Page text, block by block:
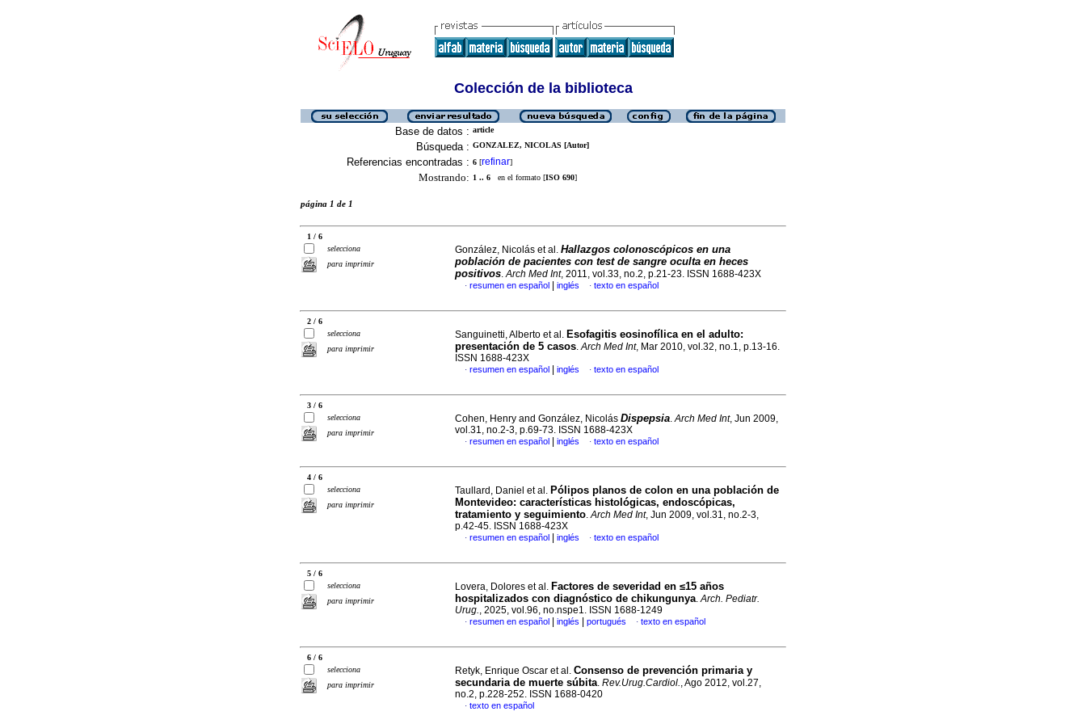
Colección de la biblioteca
Base de datos : article
Búsqueda : GONZALEZ, NICOLAS [Autor]
Referencias encontradas : 6 [refinar]
Mostrando: 1 .. 6 en el formato [ISO 690]
página 1 de 1
1 / 6
selecciona
para imprimir
González, Nicolás et al. Hallazgos colonoscópicos en una
población de pacientes con test de sangre oculta en heces
positivos.Arch Med Int, 2011, vol.33, no.2, p.21-23. ISSN 1688-423X
· resumen en español inglés · texto en español
2 / 6
selecciona
para imprimir
Sanguinetti, Alberto et al. Esofagitis eosinofílica en el adulto:
presentación de 5 casos.Arch Med Int, Mar 2010, vol.32, no.1, p.13-16.
ISSN 1688-423X
· resumen en español inglés · texto en español
3 / 6
selecciona
para imprimir
Cohen, Henry and González, Nicolás Dispepsia.Arch Med Int, Jun 2009,
vol.31, no.2-3, p.69-73. ISSN 1688-423X
· resumen en español inglés · texto en español
4 / 6
selecciona
para imprimir
Taullard, Daniel et al. Pólipos planos de colon en una población de
Montevideo: características histológicas, endoscópicas,
tratamiento y seguimiento.Arch Med Int, Jun 2009, vol.31, no.2-3,
p.42-45. ISSN 1688-423X
· resumen en español inglés · texto en español
5 / 6
selecciona
para imprimir
Lovera, Dolores et al. Factores de severidad en ≤15 años
hospitalizados con diagnóstico de chikungunya.Arch. Pediatr.
Urug., 2025, vol.96, no.nspe1. ISSN 1688-1249
· resumen en español inglés portugués · texto en español
6 / 6
selecciona
para imprimir
Retyk, Enrique Oscar et al. Consenso de prevención primaria y
secundaria de muerte súbita. Rev.Urug.Cardiol., Ago 2012, vol.27,
no.2, p.228-252. ISSN 1688-0420
· texto en español